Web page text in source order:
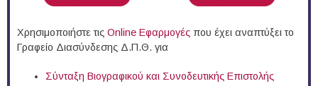
Χρησιμοποιήστε τις Online Eφαρμογές που έχει αναπτύξει το
Γραφείο Διασύνδεσης Δ.Π.Θ. για
Σύνταξη Βιογραφικού και Συνοδευτικής Επιστολής